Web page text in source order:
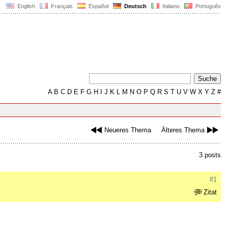
English Français Español Deutsch Italiano Português
AB C D E F G H J K L M N O P Q R S T U V W X Y Z #
Neueres Thema Älteres Thema
3 posts
#1
Zitat